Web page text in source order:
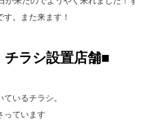
。また来ます！
ラシ設置店舗■
いるチラシ。
っています